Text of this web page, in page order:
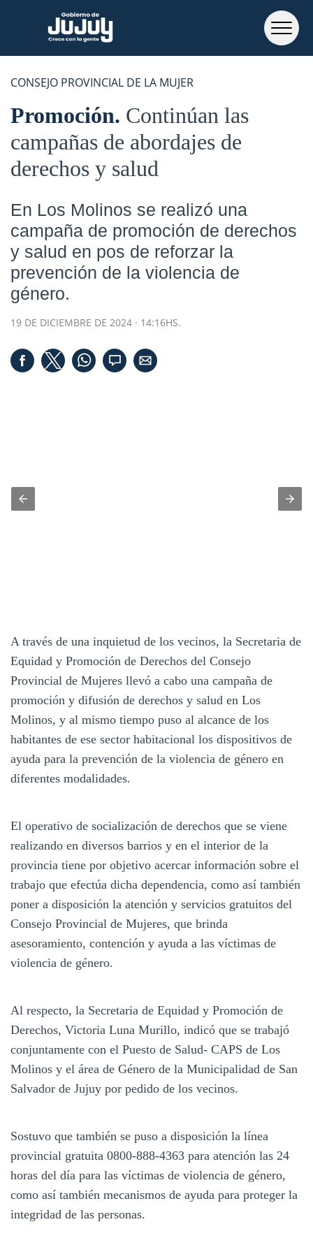
CONSEJO PROVINCIAL DE LA MUJER
Promoción Continúan las
campañas de abordajes de
derechos y salud
En Los Molinos se realizó una
campaña de promoción de derechos
y salud en pos de reforzar la
prevención de la violencia de
género.
19 DE DICIEMBRE DE 2024 · 14:16HS.
A través de una inquietud de los vecinos, la Secretaria de
Equidad y Promoción de Derechos del Consejo
Provincial de Mujeres llevó a cabo una campaña de
promoción y difusión de derechos y salud en Los
Molinos, y al mismo tiempo puso al alcance de los
habitantes de ese sector habitacional los dispositivos de
ayuda para la prevención de la violencia de género en
diferentes modalidades.
El operativo de socialización de derechos que se viene
realizando en diversos barrios y en el interior de la
provincia tiene por objetivo acercar información sobre el
trabajo que efectúa dicha dependencia, como así también
poner a disposición la atención y servicios gratuitos del
Consejo Provincial de Mujeres, que brinda
asesoramiento, contención y ayuda a las víctimas de
violencia de género.
Al respecto, la Secretaria de Equidad y Promoción de
Derechos, Victoria Luna Murillo, indicó que se trabajó
conjuntamente con el Puesto de Salud- CAPS de Los
Molinos y el área de Género de la Municipalidad de San
Salvador de Jujuy por pedido de los vecinos.
Sostuvo que también se puso a disposición la línea
provincial gratuita 0800-888-4363 para atención las 24
horas del día para las víctimas de violencia de género,
como así también mecanismos de ayuda para proteger la
integridad de las personas.